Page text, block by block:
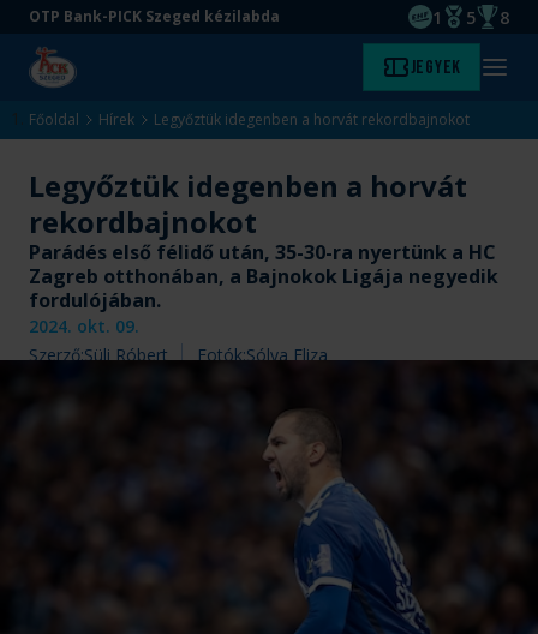
Ugrás
tartalomra
Ugrás
aljára
OTP Bank-PICK Szeged kézilabda
EHF
1
Magyar
5 8
Kezdőlap Jegyek Menü
Főoldal Hírek Legyőztük idegenben a horvát rekordbajnokot
Legyőztük idegenben a horvát
rekordbajnokot
Parádés első félidő után, 35-30-ra nyertünk a HC
Zagreb otthonában, a Bajnokok Ligája negyedik
fordulójában.
2024. okt. 09.
Szerző:Süli Róbert Fotók:Sólya Eliza